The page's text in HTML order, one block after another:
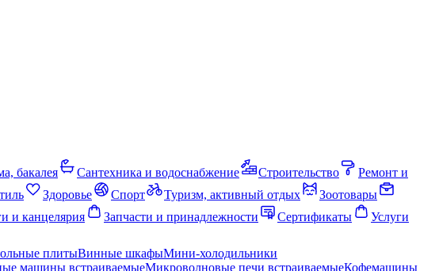
бакалея Сантехника и водоснабжение Строительство
Ремонт и
Здоровье Спорт Туризм, активный отдых
Зоотовары
и канцелярия Запчасти и принадлежности Сертификаты
Услуги
плитыВинные шкафыМини-холодильники
машины встраиваемыеМикроволновые печи встраиваемыеКофемашины